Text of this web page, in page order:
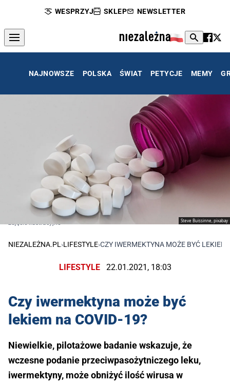
WESPRZYJ SKLEP NEWSLETTER
NAJNOWSZE POLSKA ŚWIAT PETYCJE MEMY
Steve Buissinne, pixabay
zdjęcie ilustracyjne
NIEZALEŻNA.PL ›LIFESTYLE›CZY IWERMEKTYNA MOŻE BYĆ LEKIEM
LIFESTYLE 22.01.2021, 18:03
Czy iwermektyna może być
lekiem na COVID-19?
Niewielkie, pilotażowe badanie wskazuje, że
wczesne podanie przeciwpasożytniczego leku,
iwermektyny, może obniżyć ilość wirusa w